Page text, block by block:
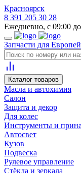
Красноярск
8 391 205 30 28
Ежедневно, с 09:00
Запчасти для
Каталог товаров
Масла и автохимия
Салон
Защита и декор
Для колес
Инструменты и
Автосвет
Кузов
Подвеска
Рулевое управление
Стёкла и зеркала